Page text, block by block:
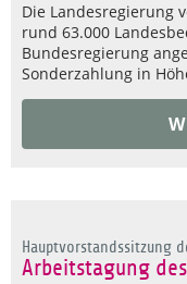
Die Landesregierung
rund 63.000
Bundesregierung
Sonderzahlung in
Hauptvorstandssitzung
Arbeitstagung